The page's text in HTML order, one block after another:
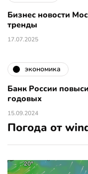
Бизнес новости
тренды
17.07.2025
экономика
Банк России
годовых
15.09.2024
Погода от